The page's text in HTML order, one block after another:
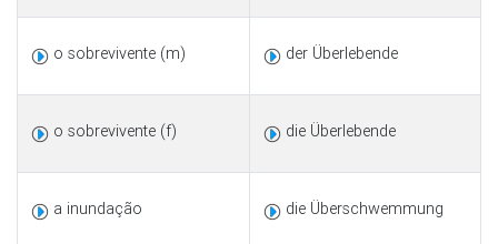
o sobrevivente (m) der Überlebende
o sobrevivente (f) die Überlebende
a inundação die Überschwemmung